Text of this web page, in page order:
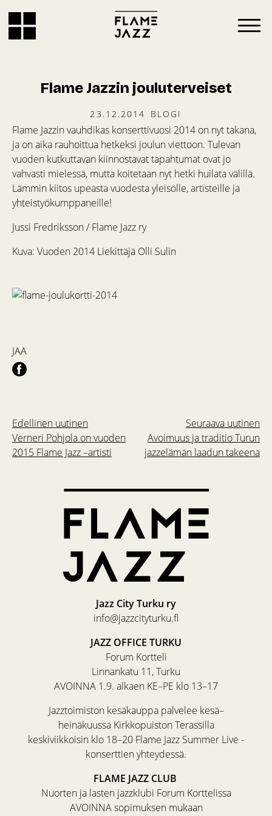
Flame Jazzin jouluterveiset
23.12.2014 BLOGI
Flame Jazzin vauhdikas konserttivuosi 2014 on nyt takana,
ja on aika rauhoittua hetkeksi joulun viettoon. Tulevan
vuoden kutkuttavan kiinnostavat tapahtumat ovat jo
vahvasti mielessä, mutta koitetaan nyt hetki huilata välillä.
Lämmin kiitos upeasta vuodesta yleisölle, artisteille ja
yhteistyökumppaneille!
Jussi Fredriksson / Flame Jazz ry
Kuva: Vuoden 2014 Liekittäjä Olli Sulin
JAA
Seuraava uutinen
Avoimuus ja traditio Turun
jazzelämän laadun takeena
Edellinen uutinen
Verneri Pohjola on vuoden
2015 Flame Jazz –artisti
Jazz City Turku ry
info@jazzcityturku.fi
JAZZ OFFICE TURKU
Forum Kortteli
Linnankatu 11, Turku
AVOINNA 1.9. alkaen KE–PE klo 13–17
Jazztoimiston kesäkauppa palvelee kesä–
heinäkuussa Kirkkopuiston Terassilla
keskiviikkoisin klo 18–20 Flame Jazz Summer Live -
konserttien yhteydessä.
FLAME JAZZ CLUB
Nuorten ja lasten jazzklubi Forum Korttelissa
AVOINNA sopimuksen mukaan